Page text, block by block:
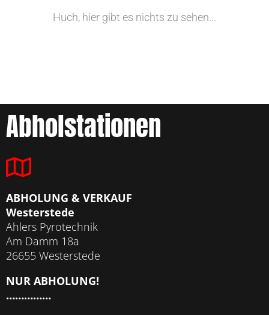
Huch, hier gibt es nichts zu sehen...
Abholstationen
ABHOLUNG & VERKAUF
Westerstede
Ahlers Pyrotechnik
Am Damm 18a
26655 Westerstede
NUR ABHOLUNG!
……………